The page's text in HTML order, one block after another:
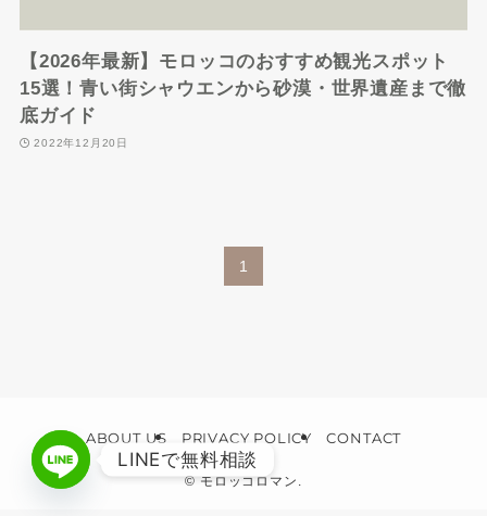
【2026年最新】モロッコのおすすめ観光スポット
15選！青い街シャウエンから砂漠・世界遺産まで徹
底ガイド
2022年12月20日
1
ABOUT US PRIVACY POLICY CONTACT
©モロッコロマン.
LINEで無料相談